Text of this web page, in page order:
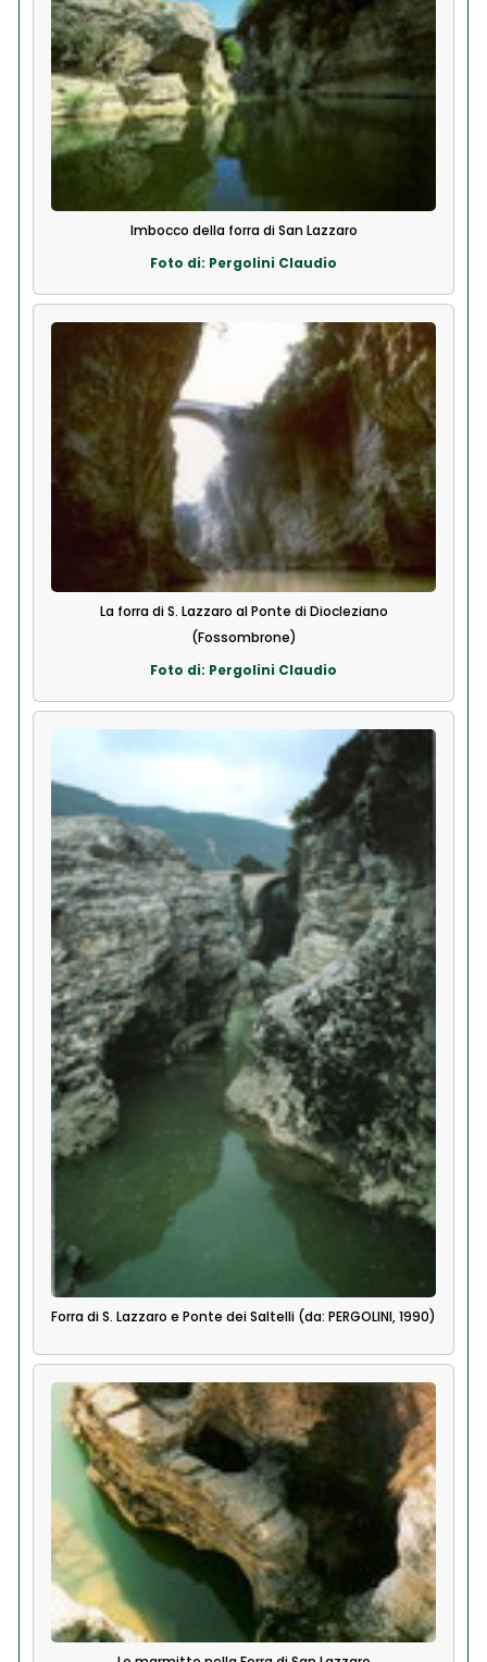
Imbocco della forra di San Lazzaro
Foto di: Pergolini Claudio
La forra di S. Lazzaro al Ponte di Diocleziano
(Fossombrone)
Foto di: Pergolini Claudio
Forra di S. Lazzaro e Ponte dei Saltelli (da: PERGOLINI, 1990)